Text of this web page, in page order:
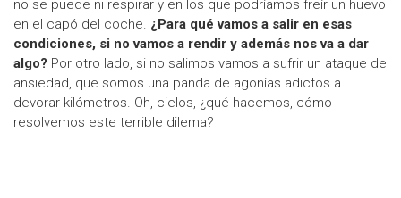
no se puede ni respirar y en los que podríamos freír un huevo
en el capó del coche. ¿Para qué vamos a salir en esas
condiciones, si no vamos a rendir y además nos va a dar
algo? Por otro lado, si no salimos vamos a sufrir un ataque de
ansiedad, que somos una panda de agonías adictos a
devorar kilómetros. Oh, cielos, ¿qué hacemos, cómo
resolvemos este terrible dilema?